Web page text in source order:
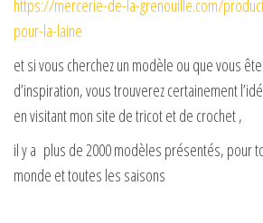
https://mercerie-de-la-grenouille.com/
pour-la-laine
et si vous cherchez un modèle ou que vous
d’inspiration, vous trouverez certainement
en visitant mon site de tricot et de crochet ,
il y a plus de 2000 modèles présentés, pour
monde et toutes les saisons